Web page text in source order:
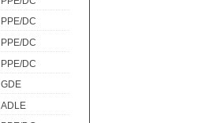
PPE/DC
PPE/DC
PPE/DC
GDE
ADLE